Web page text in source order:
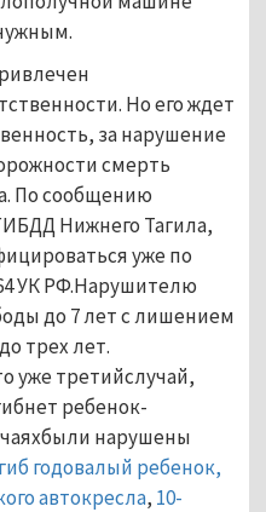
Но его ждет
за нарушение
смерть
По сообщению
Нижнего Тагила,
уже по
УК РФ.Нарушителю
до 7 лет с лишением
трех лет.
уже третийслучай,
ребенок-
нарушены
годовалый ребенок,
автокресла, 10-